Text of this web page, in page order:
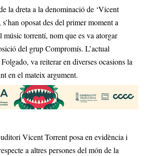
la dreta a la denominació de ‘Vicent
oposat des del primer moment a
músic torrentí, nom que es va atorgar
del grup Compromís. L’actual
va reiterar en diverses ocasions la
en el mateix argument.
Vicent Torrent posa en evidència i
a altres persones del món de la